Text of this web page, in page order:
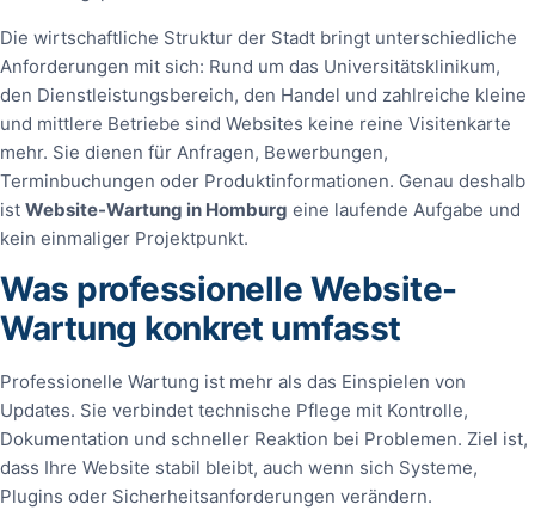
Die wirtschaftliche Struktur der Stadt bringt unterschiedliche
Anforderungen mit sich: Rund um das Universitätsklinikum,
den Dienstleistungsbereich, den Handel und zahlreiche kleine
und mittlere Betriebe sind Websites keine reine Visitenkarte
mehr. Sie dienen für Anfragen, Bewerbungen,
Terminbuchungen oder Produktinformationen. Genau deshalb
ist Website-Wartung in Homburg eine laufende Aufgabe und
kein einmaliger Projektpunkt.
Was professionelle Website-
Wartung konkret umfasst
Professionelle Wartung ist mehr als das Einspielen von
Updates. Sie verbindet technische Pflege mit Kontrolle,
Dokumentation und schneller Reaktion bei Problemen. Ziel ist,
dass Ihre Website stabil bleibt, auch wenn sich Systeme,
Plugins oder Sicherheitsanforderungen verändern.